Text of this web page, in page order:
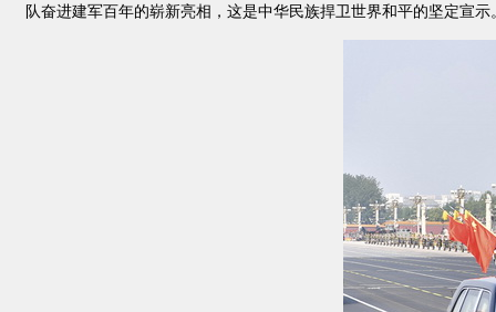
队奋进建军百年的崭新亮相，这是中华民族捍卫世界和平的坚定宣示